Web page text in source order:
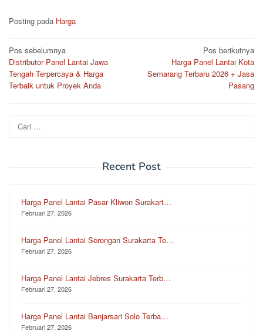
Posting pada Harga
Navigasi
pos
Pos sebelumnya
Distributor Panel Lantai Jawa
Tengah Terpercaya & Harga
Terbaik untuk Proyek Anda
Pos berikutnya
Harga Panel Lantai Kota
Semarang Terbaru 2026 + Jasa
Pasang
Cari
untuk:
Recent Post
Harga Panel Lantai Pasar Kliwon Surakart…
Februari 27, 2026
Harga Panel Lantai Serengan Surakarta Te…
Februari 27, 2026
Harga Panel Lantai Jebres Surakarta Terb…
Februari 27, 2026
Harga Panel Lantai Banjarsari Solo Terba…
Februari 27, 2026